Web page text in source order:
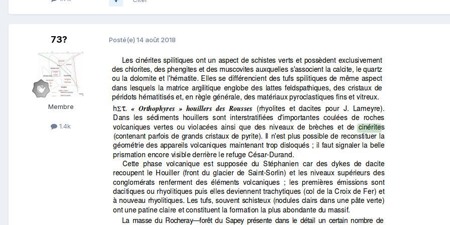
73?
Membre
1.4k
Posté(e) 14 août 2018